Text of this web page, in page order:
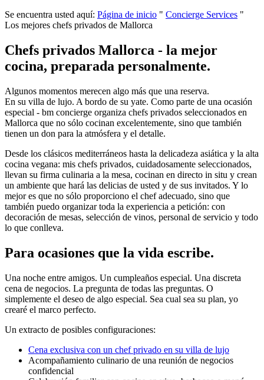
Se encuentra usted aquí: Página de inicio " Concierge Services "
Los mejores chefs privados de Mallorca
Chefs privados Mallorca - la mejor
cocina, preparada personalmente.
Algunos momentos merecen algo más que una reserva.
En su villa de lujo. A bordo de su yate. Como parte de una ocasión
especial - bm concierge organiza chefs privados seleccionados en
Mallorca que no sólo cocinan excelentemente, sino que también
tienen un don para la atmósfera y el detalle.
Desde los clásicos mediterráneos hasta la delicadeza asiática y la alta
cocina vegana: mis chefs privados, cuidadosamente seleccionados,
llevan su firma culinaria a la mesa, cocinan en directo in situ y crean
un ambiente que hará las delicias de usted y de sus invitados. Y lo
mejor es que no sólo proporciono el chef adecuado, sino que
también puedo organizar toda la experiencia a petición: con
decoración de mesas, selección de vinos, personal de servicio y todo
lo que conlleva.
Para ocasiones que la vida escribe.
Una noche entre amigos. Un cumpleaños especial. Una discreta
cena de negocios. La pregunta de todas las preguntas. O
simplemente el deseo de algo especial. Sea cual sea su plan, yo
crearé el marco perfecto.
Un extracto de posibles configuraciones:
Cena exclusiva con un chef privado en su villa de lujo
Acompañamiento culinario de una reunión de negocios
confidencial